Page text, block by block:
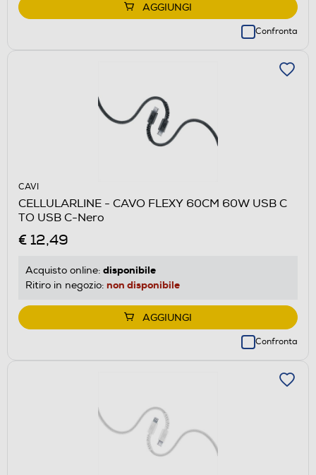
AGGIUNGI
Confronta
CAVI
CELLULARLINE - CAVO FLEXY 60CM 60W USB C
TO USB C-Nero
€ 12,49
Acquisto online: disponibile
Ritiro in negozio: non disponibile
AGGIUNGI
Confronta